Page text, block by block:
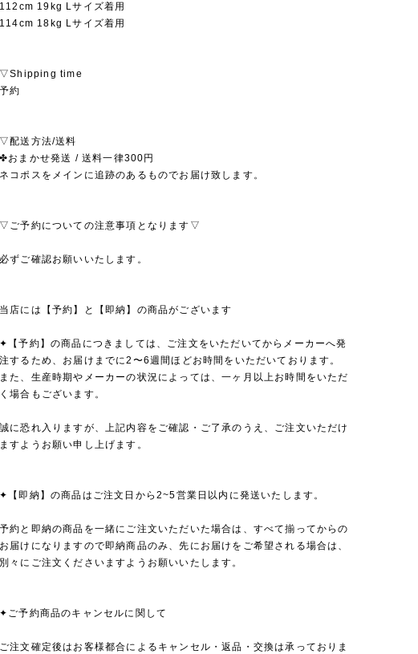
112cm 19kg Lサイズ着用
114cm 18kg Lサイズ着用
▽Shipping time
予約
▽配送方法/送料
✤おまかせ発送 / 送料一律300円
ネコポスをメインに追跡のあるものでお届け致します。
▽ご予約についての注意事項となります▽
必ずご確認お願いいたします。
当店には【予約】と【即納】の商品がございます
✦【予約】の商品につきましては、ご注文をいただいてからメーカーへ発
注するため、お届けまでに2〜6週間ほどお時間をいただいております。
また、生産時期やメーカーの状況によっては、一ヶ月以上お時間をいただ
く場合もございます。
誠に恐れ入りますが、上記内容をご確認・ご了承のうえ、ご注文いただけ
ますようお願い申し上げます。
✦【即納】の商品はご注文日から2~5営業日以内に発送いたします。
予約と即納の商品を一緒にご注文いただいた場合は、すべて揃ってからの
お届けになりますので即納商品のみ、先にお届けをご希望される場合は、
別々にご注文くださいますようお願いいたします。
✦ご予約商品のキャンセルに関して
ご注文確定後はお客様都合によるキャンセル・返品・交換は承っておりま